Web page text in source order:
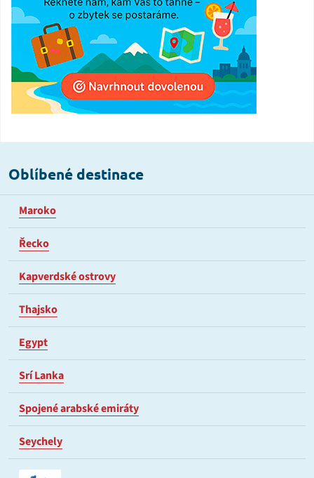
Oblíbené destinace
Maroko
Řecko
Kapverdské ostrovy
Thajsko
Egypt
Srí Lanka
Spojené arabské emiráty
Seychely